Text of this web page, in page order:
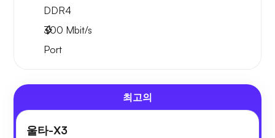
DDR4
300 Mbit/s
Port
최고의
울타-X3